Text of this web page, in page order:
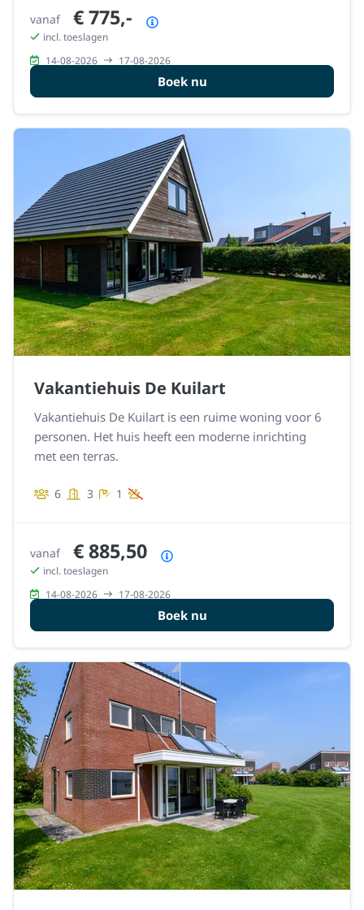
vanaf € 775,-
incl. toeslagen
14-08-2026
17-08-2026
Boek nu
Vakantiehuis De Kuilart
Vakantiehuis De Kuilart is een ruime woning voor 6
personen. Het huis heeft een moderne inrichting
met een terras.
6 3 1
vanaf € 885,50
incl. toeslagen
14-08-2026
17-08-2026
Boek nu